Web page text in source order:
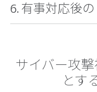
6. 有事対応後
サイバー攻
とす